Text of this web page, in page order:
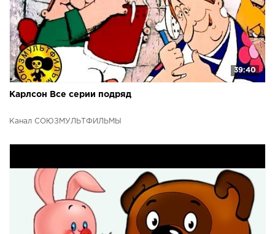
39:40
Карлсон Все серии подряд
Канал СОЮЗМУЛЬТФИЛЬМЫ